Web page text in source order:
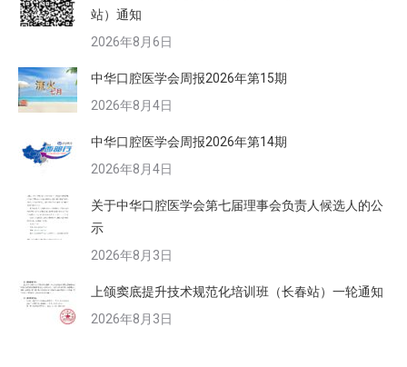
站）通知
2026年8月6日
中华口腔医学会周报2026年第15期
2026年8月4日
中华口腔医学会周报2026年第14期
2026年8月4日
关于中华口腔医学会第七届理事会负责人候选人的公
示
2026年8月3日
上颌窦底提升技术规范化培训班（长春站）一轮通知
2026年8月3日